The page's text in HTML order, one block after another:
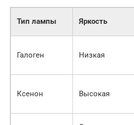
Тип лампы Яркость
Галоген Низкая
Ксенон Высокая